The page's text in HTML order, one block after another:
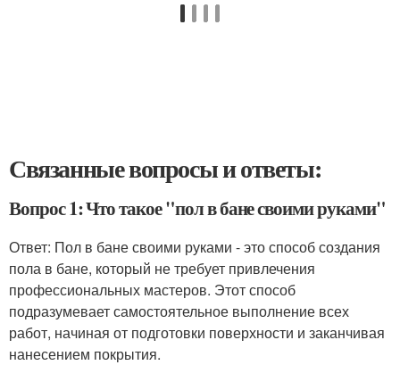
Связанные вопросы и ответы:
Вопрос 1: Что такое "пол в бане своими руками"
Ответ: Пол в бане своими руками - это способ создания
пола в бане, который не требует привлечения
профессиональных мастеров. Этот способ
подразумевает самостоятельное выполнение всех
работ, начиная от подготовки поверхности и заканчивая
нанесением покрытия.